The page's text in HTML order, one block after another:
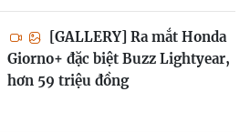
[GALLERY] Ra mắt Honda
Giorno+ đặc biệt Buzz Lightyear,
hơn 59 triệu đồng